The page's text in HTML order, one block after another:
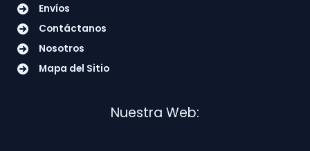
Envíos
Contáctanos
Nosotros
Mapa del Sitio
Nuestra Web: